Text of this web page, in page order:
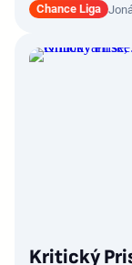
Chance Liga
Kritický